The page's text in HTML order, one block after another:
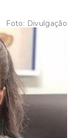
Foto: Divulgação